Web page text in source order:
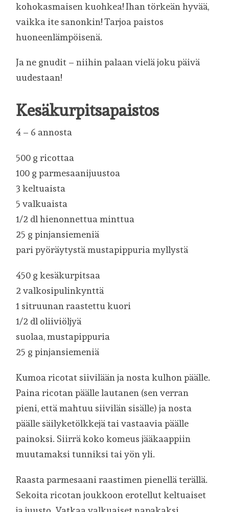
kohokasmaisen kuohkea! Ihan törkeän hyvää,
vaikka ite sanonkin! Tarjoa paistos
huoneenlämpöisenä.
Ja ne gnudit – niihin palaan vielä joku päivä
uudestaan!
Kesäkurpitsapaistos
4 – 6 annosta
500 g ricottaa
100 g parmesaanijuustoa
3 keltuaista
5 valkuaista
1/2 dl hienonnettua minttua
25 g pinjansiemeniä
pari pyöräytystä mustapippuria myllystä
450 g kesäkurpitsaa
2 valkosipulinkynttä
1 sitruunan raastettu kuori
1/2 dl oliiviöljyä
suolaa, mustapippuria
25 g pinjansiemeniä
Kumoa ricotat siivilään ja nosta kulhon päälle.
Paina ricotan päälle lautanen (sen verran
pieni, että mahtuu siivilän sisälle) ja nosta
päälle säilyketölkkejä tai vastaavia päälle
painoksi. Siirrä koko komeus jääkaappiin
muutamaksi tunniksi tai yön yli.
Raasta parmesaani raastimen pienellä terällä.
Sekoita ricotan joukkoon erotellut keltuaiset